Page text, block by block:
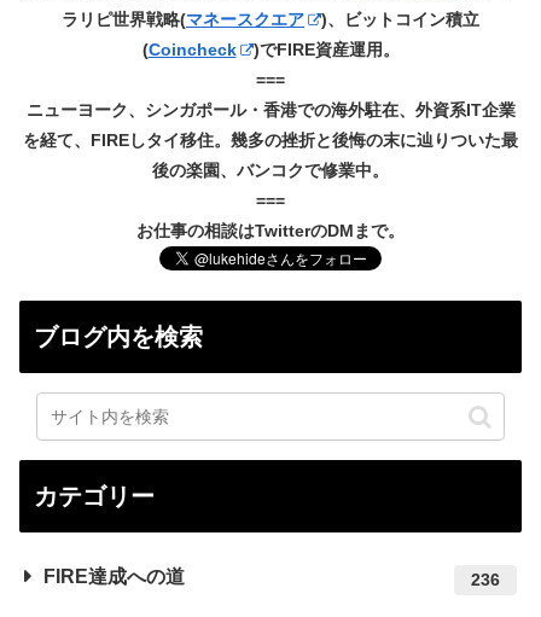
ラリピ世界戦略(マネースクエア
)、ビットコイン積立
(Coincheck
)でFIRE資産運用。
===
ニューヨーク、シンガポール・香港での海外駐在、外資系IT企業
を経て、FIREしタイ移住。幾多の挫折と後悔の末に辿りついた最
後の楽園、バンコクで修業中。
===
お仕事の相談はTwitterのDMまで。
ブログ内を検索
カテゴリー
FIRE達成への道 236